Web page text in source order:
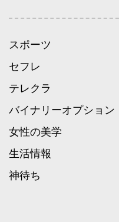
スポーツ
セフレ
テレクラ
バイナリーオプション
女性の美学
生活情報
神待ち